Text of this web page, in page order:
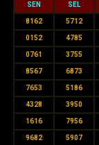
SEN SEL
8162 5712
0152 4785
0761 3755
8567 6873
7653 5186
4328 3950
1616 7956
9682 5907